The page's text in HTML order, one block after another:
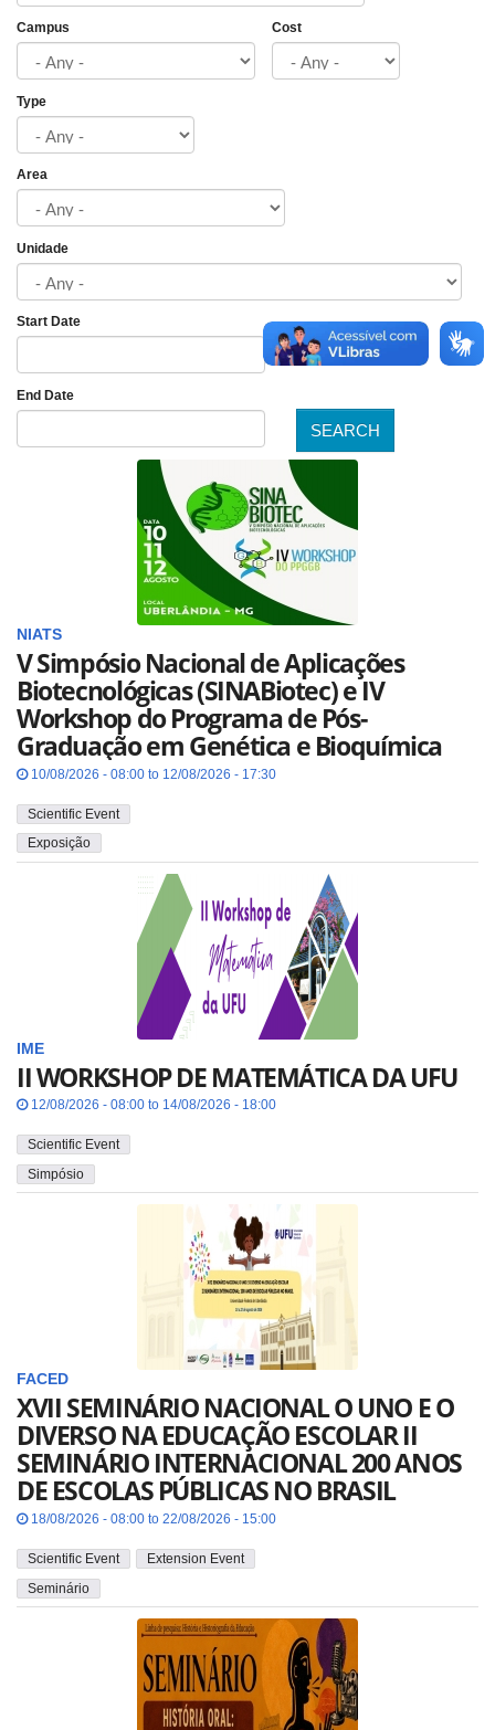
Campus Cost
Type
Area
Unidade
Start Date
End Date
SEARCH
NIATS
V Simpósio Nacional de Aplicações
Biotecnológicas (SINABiotec) e IV
Workshop do Programa de Pós-
Graduação em Genética e Bioquímica
10/08/2026 - 08:00 to 12/08/2026 - 17:30
Scientific Event
Exposição
IME
II WORKSHOP DE MATEMÁTICA DA UFU
12/08/2026 - 08:00 to 14/08/2026 - 18:00
Scientific Event
Simpósio
FACED
XVII SEMINÁRIO NACIONAL O UNO E O
DIVERSO NA EDUCAÇÃO ESCOLAR II
SEMINÁRIO INTERNACIONAL 200 ANOS
DE ESCOLAS PÚBLICAS NO BRASIL
18/08/2026 - 08:00 to 22/08/2026 - 15:00
Scientific Event
Extension Event
Seminário